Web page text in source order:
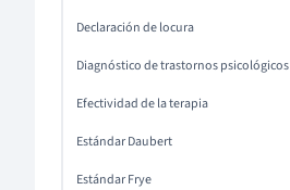
Declaración de locura
Diagnóstico de trastornos psicológicos
Efectividad de la terapia
Estándar Daubert
Estándar Frye